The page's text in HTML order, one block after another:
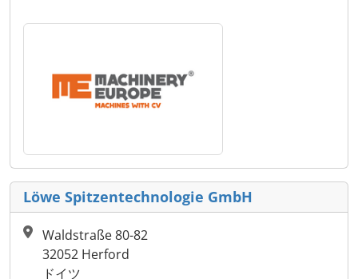
Löwe Spitzentechnologie GmbH
Waldstraße 80-82
32052 Herford
ドイツ